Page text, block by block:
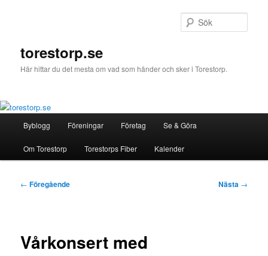
torestorp.se
Här hittar du det mesta om vad som händer och sker i Torestorp.
Byblogg Föreningar Företag Se & Göra
Om Torestorp Torestorps Fiber Kalender
Inläggsnavigering
← Föregående Nästa →
Vårkonsert med